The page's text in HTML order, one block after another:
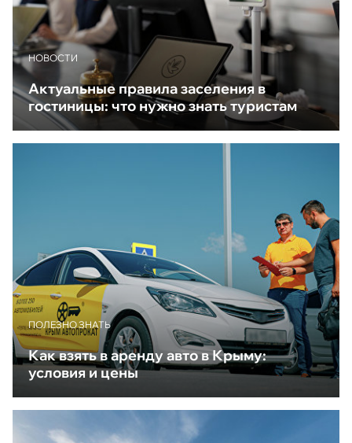
НОВОСТИ
Актуальные правила заселения в
гостиницы: что нужно знать туристам
ПОЛЕЗНО ЗНАТЬ
Как взять в аренду авто в Крыму:
условия и цены